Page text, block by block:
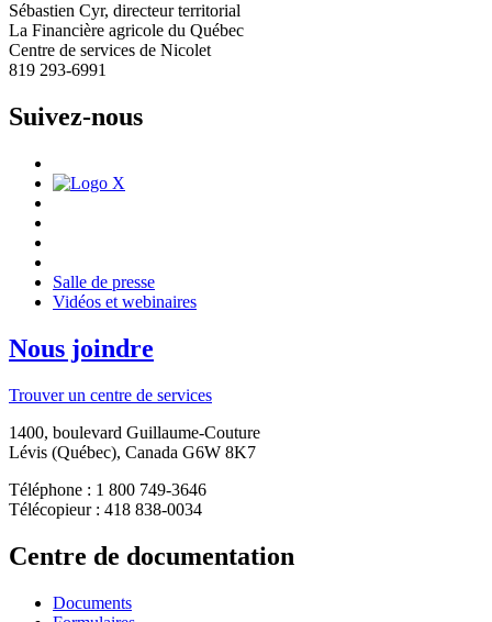
Sébastien Cyr, directeur territorial
La Financière agricole du Québec
Centre de services de Nicolet
819 293-6991
Suivez-nous
Salle de presse
Vidéos et webinaires
Nous joindre
Trouver un centre de services
1400, boulevard Guillaume-Couture
Lévis (Québec), Canada G6W 8K7
Téléphone : 1 800 749-3646
Télécopieur : 418 838-0034
Centre de documentation
Documents